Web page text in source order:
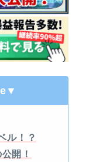
▼
ル！？
開！